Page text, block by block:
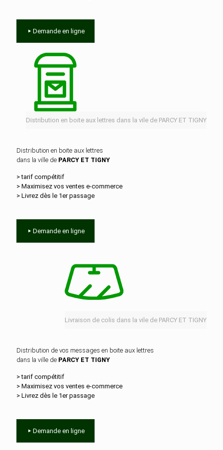
Demande en ligne
Distribution en boite aux lettres dans la vile de PARCY ET TIGNY
Distribution en boite aux lettres
dans la ville de PARCY ET TIGNY
> tarif compétitif
> Maximisez vos ventes e‑commerce
> Livrez dès le 1er passage
Demande en ligne
Livraison de colis dans la vile de PARCY ET TIGNY
Distribution de vos messages en boite aux lettres
dans la ville de PARCY ET TIGNY
> tarif compétitif
> Maximisez vos ventes e‑commerce
> Livrez dès le 1er passage
Demande en ligne